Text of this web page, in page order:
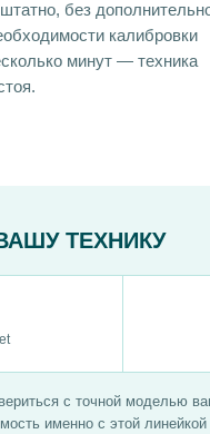
без
калибровки
минут — техника
ТЕХНИКУ
с точной моделью
именно с этой линейкой